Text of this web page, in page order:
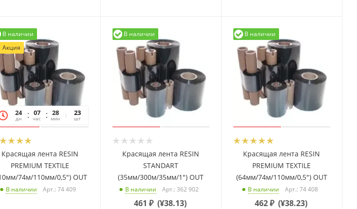
В наличии
Акция
24
дн
07
час
28
мин
44
сек
23
шт
Красящая лента RESIN
PREMIUM TEXTILE
74м/110мм/0,5") OUT
В наличии Арт.: 74 409
В наличии
Красящая лента RESIN
STANDART
(35мм/300м/35мм/1") OUT
В наличии Арт.: 362 902
461 ₽ (¥38.13)
В наличии
Красящая лента RESIN
PREMIUM TEXTILE
(64мм/74м/110мм/0,5") OUT
В наличии Арт.: 74 408
462₽ (¥38.23)